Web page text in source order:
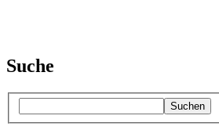
Suche
Suchen